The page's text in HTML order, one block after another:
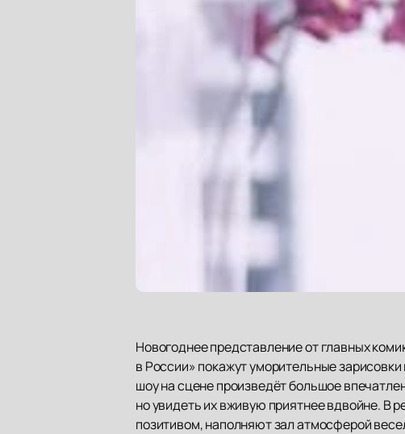
Новогоднее представление от главных
в России» покажут уморительные
шоу на сцене произведёт большое
но увидеть их вживую приятнее вдвойне. В
позитивом, наполняют зал атмосферой